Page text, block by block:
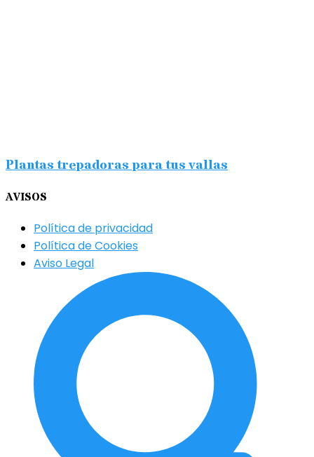
Plantas trepadoras para tus vallas
AVISOS
Política de privacidad
Política de Cookies
Aviso Legal